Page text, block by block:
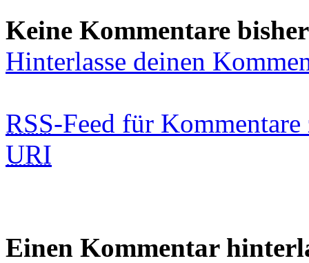
Keine Kommentare bisher
Hinterlasse deinen
RSS-Feed für
URI
Einen Kommentar